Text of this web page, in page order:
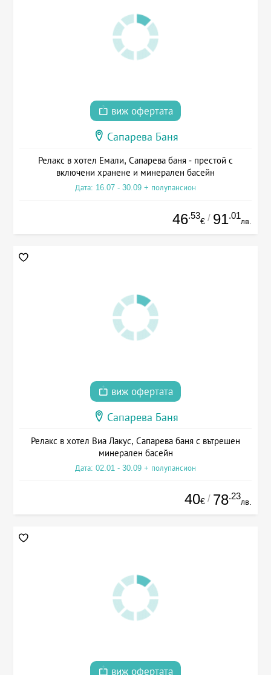
виж офертата
Сапарева Баня
Релакс в хотел Емали, Сапарева баня - престой с
включени хранене и минерален басейн
Дата: 16.07 - 30.09 + полупансион
46.53
€ / 91.01
лв.
виж офертата
Сапарева Баня
Релакс в хотел Виа Лакус, Сапарева баня с вътрешен
минерален басейн
Дата: 02.01 - 30.09 + полупансион
40€ / 78.23
лв.
виж офертата